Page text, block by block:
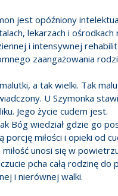
jest opóźniony
lekarzach i
i intensywnej
zaangażowania
a tak wielki. Tak
U Szymonka
Jego życie cudem jest.
Bóg wiedział gdzie go
porcję miłości i opieki od
miłość unosi się w
pcha całą rodzinę do
i nierównej walki.